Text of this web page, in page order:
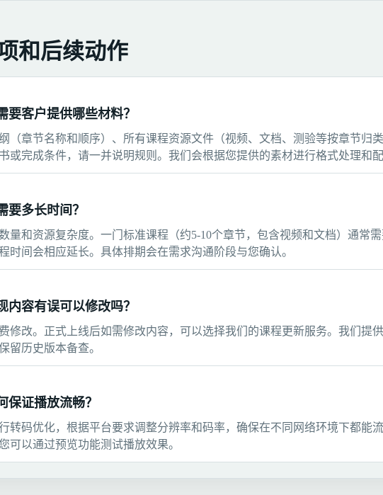
和后续动作
要客户提供哪些材料？
（章节名称和顺序）、所有课程资源文件（视频、文档、测验等按章节归
或完成条件，请一并说明规则。我们会根据您提供的素材进行格式处理和配
要多长时间？
量和资源复杂度。一门标准课程（约5-10个章节，包含视频和文档）通常
时间会相应延长。具体排期会在需求沟通阶段与您确认。
内容有误可以修改吗？
修改。正式上线后如需修改内容，可以选择我们的课程更新服务。我们提
留历史版本备查。
保证播放流畅？
转码优化，根据平台要求调整分辨率和码率，确保在不同网络环境下都能
可以通过预览功能测试播放效果。